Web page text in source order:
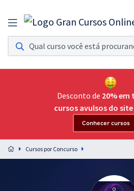
Assinatura Ilimitada 11
Acesso a todos os cursos. Teste grátis por 7 dias!
Assinatura OAB Até Passar
Acesso ilimitado a toda preparação para o
Preparação completa e intensiva para as
residências em saúde do Brasil
Desconto de 20% em
cursos avulsos do site
Conhecer cursos
Cursos por Concurso